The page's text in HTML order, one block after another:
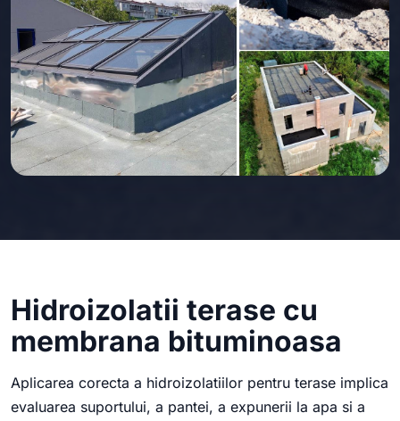
Hidroizolatii terase cu
membrana bituminoasa
Aplicarea corecta a hidroizolatiilor pentru terase implica
evaluarea suportului, a pantei, a expunerii la apa si a